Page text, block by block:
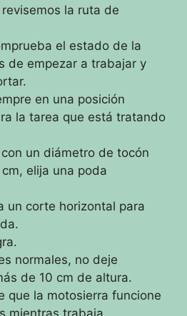
la ruta de
el estado de la
de empezar a trabajar y
en una posición
la tarea que está tratando
un diámetro de tocón
elija una poda
un corte horizontal para
normales, no deje
de 10 cm de altura.
que la motosierra funcione
mientras trabaja.